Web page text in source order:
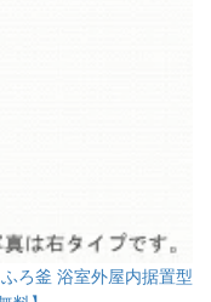
ろ釜 浴室外屋内据置型